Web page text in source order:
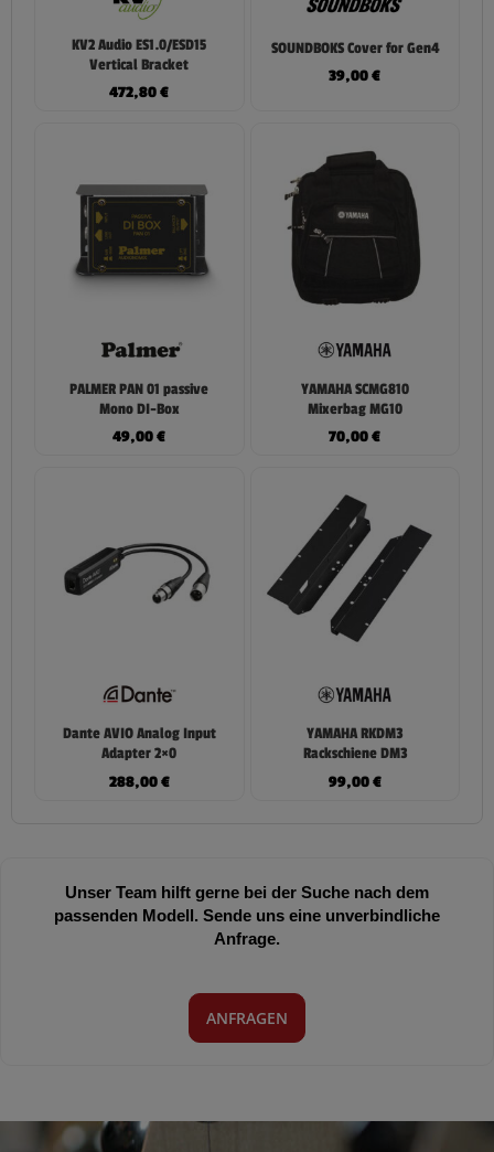
KV2 Audio ES1.0/ESD15
Vertical Bracket
472,80€
SOUNDBOKS Cover for Gen4
39,00€
PALMER PAN 01 passive
Mono DI-Box
49,00€
YAMAHA SCMG810
Mixerbag MG10
70,00€
Dante AVIO Analog Input
Adapter 2×0
288,00€
YAMAHA RKDM3
Rackschiene DM3
99,00€
Unser Team hilft gerne bei der Suche nach dem
passenden Modell. Sende uns eine unverbindliche
Anfrage.
ANFRAGEN